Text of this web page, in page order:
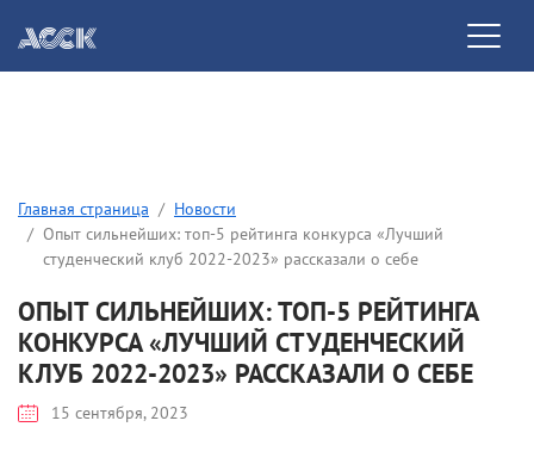
Главная страница
Новости
Опыт сильнейших: топ-5 рейтинга конкурса «Лучший
студенческий клуб 2022-2023» рассказали о себе
ОПЫТ СИЛЬНЕЙШИХ: ТОП-5 РЕЙТИНГА
КОНКУРСА «ЛУЧШИЙ СТУДЕНЧЕСКИЙ
КЛУБ 2022-2023» РАССКАЗАЛИ О СЕБЕ
15 сентября, 2023